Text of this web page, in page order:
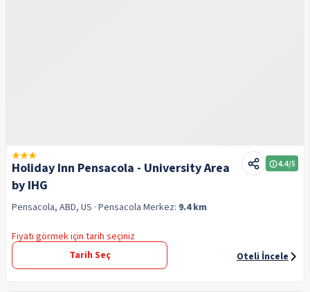
Holiday Inn Pensacola - University Area
by IHG
4.4/5
Pensacola, ABD, US · Pensacola Merkez: 9.4 km
Fiyatı görmek için tarih seçiniz
Tarih Seç
Oteli İncele